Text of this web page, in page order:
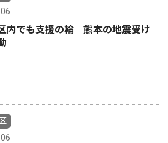
内でも支援の輪 熊本の地震受け